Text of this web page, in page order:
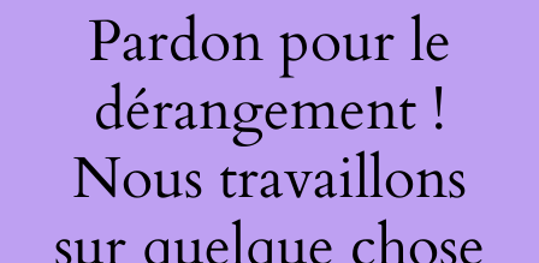
Pardon pour le
dérangement !
Nous travaillons
sur quelque chose